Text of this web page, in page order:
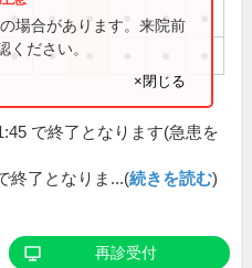
● ● ● ●
● ●
場合があります。来院前
ください。
×閉じる
で終了となります(急患を
終了となりま...(続きを読む)
再診受付